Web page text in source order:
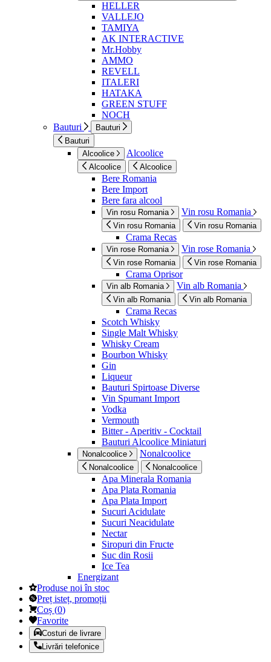
HELLER
VALLEJO
TAMIYA
AK INTERACTIVE
Mr.Hobby
AMMO
REVELL
ITALERI
HATAKA
GREEN STUFF
NOCH
Bauturi
Bauturi
Bauturi
Alcoolice
Alcoolice
Alcoolice Alcoolice
Bere Romania
Bere Import
Bere fara alcool
Vin rosu Romania Vin rosu Romania
Vin rosu Romania Vin rosu Romania
Crama Recas
Vin rose Romania Vin rose Romania
Vin rose Romania Vin rose Romania
Crama Oprisor
Vin alb Romania Vin alb Romania
Vin alb Romania Vin alb Romania
Crama Recas
Scotch Whisky
Single Malt Whisky
Whisky Cream
Bourbon Whisky
Gin
Liqueur
Bauturi Spirtoase Diverse
Vin Spumant Import
Vodka
Vermouth
Bitter - Aperitiv - Cocktail
Bauturi Alcoolice Miniaturi
Nonalcoolice Nonalcoolice
Nonalcoolice Nonalcoolice
Apa Minerala Romania
Apa Plata Romania
Apa Plata Import
Sucuri Acidulate
Sucuri Neacidulate
Nectar
Siropuri din Fructe
Suc din Rosii
Ice Tea
Energizant
Produse noi în stoc
Preț isteț, promoții
Coș (0)
Favorite
Costuri de livrare
Livrări telefonice